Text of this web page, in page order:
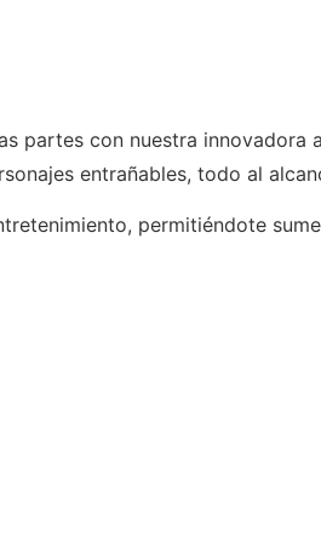
partes con nuestra innovadora
entrañables, todo al
permitiéndote